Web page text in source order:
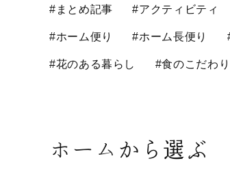
#まとめ記事 #アクティビティ
#ホーム便り #ホーム長便り
#花のある暮らし #食のこだわり
ホームから選ぶ